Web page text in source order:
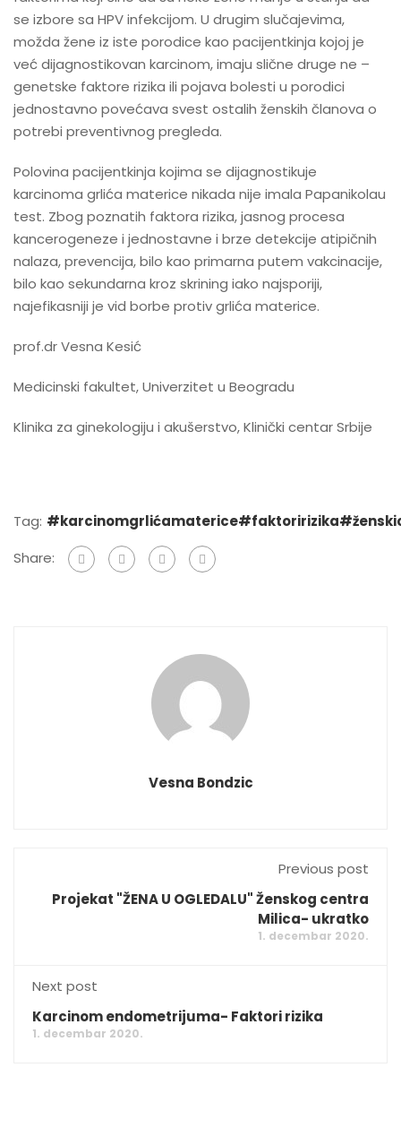
se izbore sa HPV infekcijom. U drugim slučajevima,
možda žene iz iste porodice kao pacijentkinja kojoj je
već dijagnostikovan karcinom, imaju slične druge ne –
genetske faktore rizika ili pojava bolesti u porodici
jednostavno povećava svest ostalih ženskih članova o
potrebi preventivnog pregleda.
Polovina pacijentkinja kojima se dijagnostikuje
karcinoma grlića materice nikada nije imala Papanikolau
test. Zbog poznatih faktora rizika, jasnog procesa
kancerogeneze i jednostavne i brze detekcije atipičnih
nalaza, prevencija, bilo kao primarna putem vakcinacije,
bilo kao sekundarna kroz skrining iako najsporiji,
najefikasniji je vid borbe protiv grlića materice.
prof.dr Vesna Kesić
Medicinski fakultet, Univerzitet u Beogradu
Klinika za ginekologiju i akušerstvo, Klinički centar Srbije
Tag:
Share:
Vesna Bondzic
Previous post
Projekat "ŽENA U OGLEDALU" Ženskog centra
Milica- ukratko
1. decembar 2020.
Next post
Karcinom endometrijuma- Faktori rizika
1. decembar 2020.